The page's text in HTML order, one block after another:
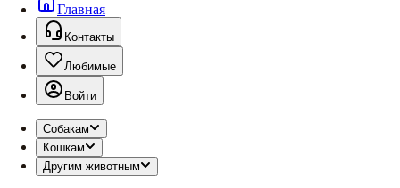
Главная
Контакты
Любимые
Войти
Собакам
Кошкам
Другим животным